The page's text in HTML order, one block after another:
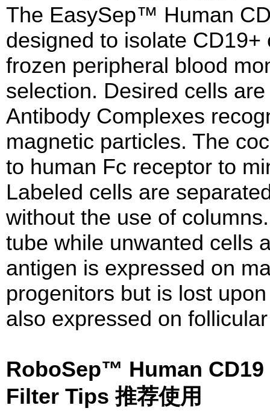
The EasySep™ Human
designed to isolate
frozen peripheral blood
selection. Desired cells
Antibody Complexes
magnetic particles. The
to human Fc receptor to
Labeled cells are
without the use of
tube while unwanted cells
antigen is expressed on
progenitors but is lost
also expressed on
RoboSep™ Human
Filter Tips 推荐使用